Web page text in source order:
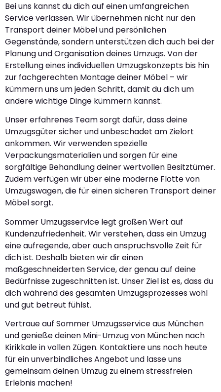
Bei uns kannst du dich auf einen umfangreichen
Service verlassen. Wir übernehmen nicht nur den
Transport deiner Möbel und persönlichen
Gegenstände, sondern unterstützen dich auch bei der
Planung und Organisation deines Umzugs. Von der
Erstellung eines individuellen Umzugskonzepts bis hin
zur fachgerechten Montage deiner Möbel – wir
kümmern uns um jeden Schritt, damit du dich um
andere wichtige Dinge kümmern kannst.
Unser erfahrenes Team sorgt dafür, dass deine
Umzugsgüter sicher und unbeschadet am Zielort
ankommen. Wir verwenden spezielle
Verpackungsmaterialien und sorgen für eine
sorgfältige Behandlung deiner wertvollen Besitztümer.
Zudem verfügen wir über eine moderne Flotte von
Umzugswagen, die für einen sicheren Transport deiner
Möbel sorgt.
Sommer Umzugsservice legt großen Wert auf
Kundenzufriedenheit. Wir verstehen, dass ein Umzug
eine aufregende, aber auch anspruchsvolle Zeit für
dich ist. Deshalb bieten wir dir einen
maßgeschneiderten Service, der genau auf deine
Bedürfnisse zugeschnitten ist. Unser Ziel ist es, dass du
dich während des gesamten Umzugsprozesses wohl
und gut betreut fühlst.
Vertraue auf Sommer Umzugsservice aus München
und genieße deinen Mini-Umzug von München nach
Kirikkale in vollen Zügen. Kontaktiere uns noch heute
für ein unverbindliches Angebot und lasse uns
gemeinsam deinen Umzug zu einem stressfreien
Erlebnis machen!